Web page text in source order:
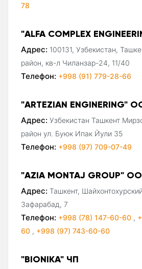
78
"ALFA COMPLEX
Адрес: 100131, Узбекистан,
район, кв-л Чиланзар-24, 11/40
Телефон: +998 (91) 779-28-66
"ARTEZIAN ENGINERING"
Адрес: Узбекистан Ташкент
район ул. Буюк Ипак Йули 35
Телефон: +998 (97) 709-07-49
"AZIA MONTAJ GROUP"
Адрес: Ташкент,
Зафарабад, 7
Телефон: +998 (78) 147-60-60 ,
60 , +998 (97) 743-60-60
"BIONIKA" ЧП